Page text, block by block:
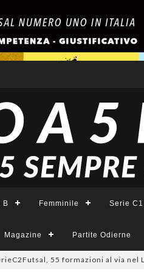
B Femminile Serie C1
Magazine Partite Odierne
55 formazioni al via nel